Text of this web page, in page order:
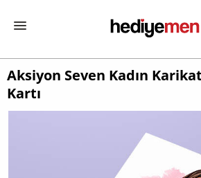
Aksiyon Seven Kadın
Kartı